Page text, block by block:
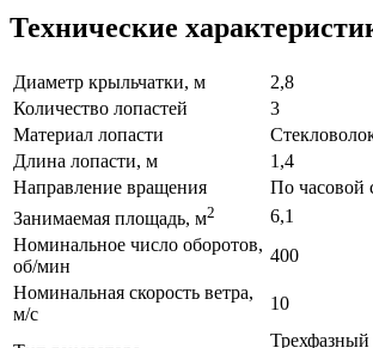
Технические
Диаметр крыльчатки, м
2,8
Количество лопастей
3
Материал лопасти
Длина лопасти, м
1,4
Направление вращения
По часовой
Занимаемая площадь, м2
6,1
Номинальное число оборотов,
об/мин
400
Номинальная скорость ветра,
м/с
10
Трехфазный